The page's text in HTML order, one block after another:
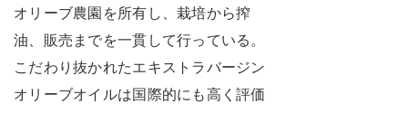
オリーブ農園を所有し、栽培から搾
油、販売までを一貫して行っている。
こだわり抜かれたエキストラバージン
オリーブオイルは国際的にも高く評価